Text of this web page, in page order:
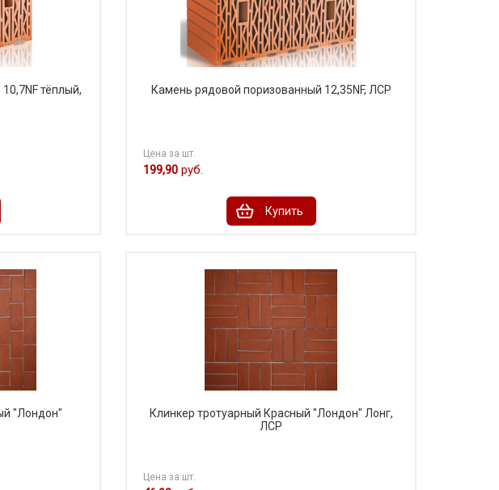
тёплый,
Камень рядовой поризованный 12,35NF, ЛСР
Цена за шт.
199,90 руб.
Купить
"Лондон"
Клинкер тротуарный Красный "Лондон" Лонг,
ЛСР
Цена за шт.